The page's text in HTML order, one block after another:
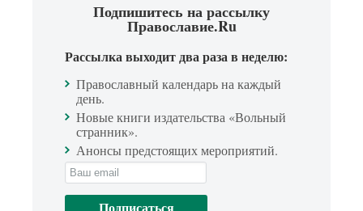
Подпишитесь на рассылку
Православие.Ru
Рассылка выходит два раза в неделю:
Православный календарь на каждый
день.
Новые книги издательства «Вольный
странник».
Анонсы предстоящих мероприятий.